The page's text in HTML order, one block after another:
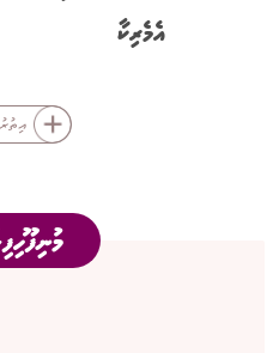
އެމެރިކާ